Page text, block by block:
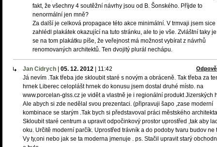
fakt, že všechny 4 soutěžní návrhy jsou od B. Šonského. Příjde to
nenormální jen mně?
Za další je celková propagace této akce minimální. V trmvaji jsem sice
zahlédl plakátek okazující na tuto stránku, ale to je vše. Zvláštní taky
se na tom plakátku píše, že veřejnost má možnost vybírat z návrhů
renomovaných architektů. Ten dvojitý plurál nechápu.
Jan Cidrych 05. 12. 2012 11:42
Já nevím .Tak třeba jde skloubit staré s novým a obráceně. Tak třeba za
hrnek Liberec celoplášt hrnek do konusu jsem dostal druhé místo. na
www.porcelan-glss.cz je vidět a vlastně je i regionální produkt Jizerských
Ale abych si zde nedělal svou prezentaci. (připravuji šapo ,zase moderní
kombinace se starým .Tak bych si představoval práci městského
Skloubit staré centrum a upravit odpočinkový prostor uprostřed ,tak aby
oku. Určitě moderní parčík. Uprostřed trávník a do podoby tvaru budov ne
Vy ty,oni nebo jak se ta moderna jmenuje . ps. Stačil upravit starý